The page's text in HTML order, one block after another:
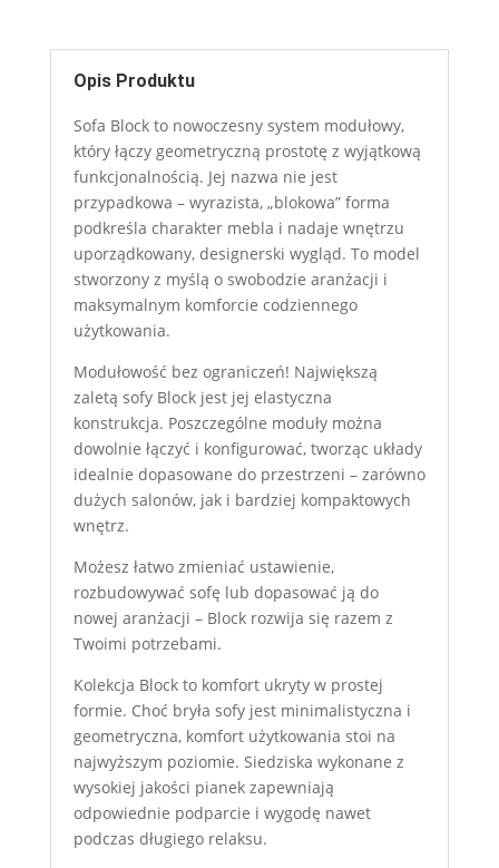
Opis Produktu
Sofa Block to nowoczesny system modułowy,
który łączy geometryczną prostotę z wyjątkową
funkcjonalnością. Jej nazwa nie jest
przypadkowa – wyrazista, „blokowa” forma
podkreśla charakter mebla i nadaje wnętrzu
uporządkowany, designerski wygląd. To model
stworzony z myślą o swobodzie aranżacji i
maksymalnym komforcie codziennego
użytkowania.
Modułowość bez ograniczeń! Największą
zaletą sofy Block jest jej elastyczna
konstrukcja. Poszczególne moduły można
dowolnie łączyć i konfigurować, tworząc układy
idealnie dopasowane do przestrzeni – zarówno
dużych salonów, jak i bardziej kompaktowych
wnętrz.
Możesz łatwo zmieniać ustawienie,
rozbudowywać sofę lub dopasować ją do
nowej aranżacji – Block rozwija się razem z
Twoimi potrzebami.
Kolekcja Block to komfort ukryty w prostej
formie. Choć bryła sofy jest minimalistyczna i
geometryczna, komfort użytkowania stoi na
najwyższym poziomie. Siedziska wykonane z
wysokiej jakości pianek zapewniają
odpowiednie podparcie i wygodę nawet
podczas długiego relaksu.